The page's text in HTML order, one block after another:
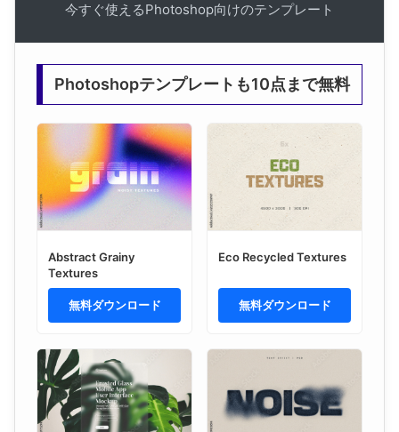
今すぐ使えるPhotoshop向けのテンプレート
Photoshopテンプレートも10点まで無料
Abstract Grainy
Textures
無料ダウンロード
Eco Recycled Textures
無料ダウンロード